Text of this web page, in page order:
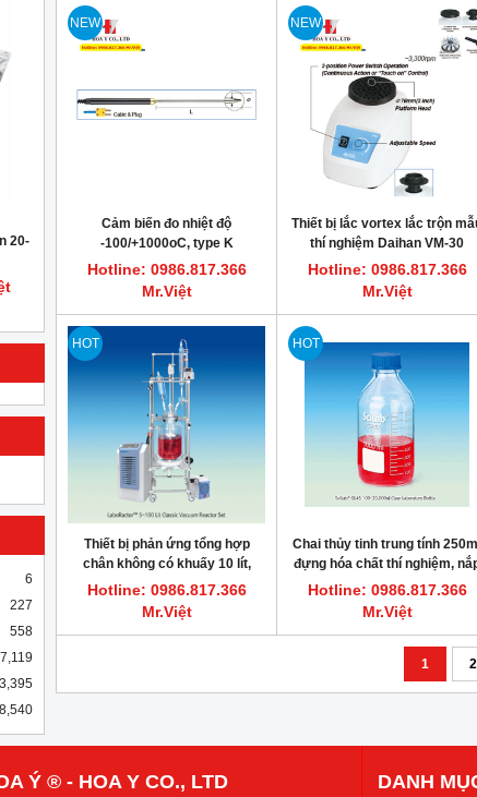
20-
Máy cất nước một lần 7.5L/giờ CWS-8
DAIHAN DH.WatS8002
Hotline: 0986.817.366 Mr.Việt
Máy cất nước một
DAIHAN
Hotline:
6
227
558
NEW
Cảm biến đo nhiệt độ
-100/+1000oC, type K
Hotline: 0986.817.366
Mr.Việt
NEW
Thiết bị lắc vortex lắc trộn
thí nghiệm Daihan VM-30
Hotline: 0986.817.366
Mr.Việt
HOT
Thiết bị phản ứng tổng hợp
chân không có khuấy 10 lít,
Scilab “GR-10L”
Hotline: 0986.817.366
Mr.Việt
HOT
Chai thủy tinh trung tính 250ml
đựng hóa chất thí nghiệm,
xanh GL45 PP
Hotline: 0986.817.366
Mr.Việt
1 2
Ý ® - HOA Y CO., LTD DANH